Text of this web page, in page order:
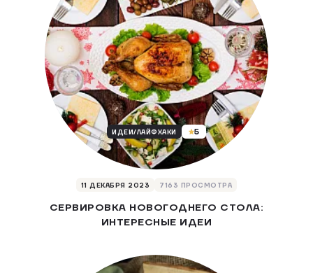
ИДЕИ/ЛАЙФХАКИ 5
11 ДЕКАБРЯ 2023 7163 ПРОСМОТРА
СЕРВИРОВКА НОВОГОДНЕГО СТОЛА:
ИНТЕРЕСНЫЕ ИДЕИ